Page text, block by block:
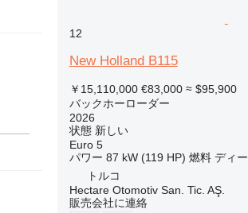
12
New Holland B115
￥15,110,000 €83,000 ≈ $95,900
バックホーローダー
2026
状態新しい
Euro 5
パワー 87 kW (119 HP) 燃料 ディ
トルコ
Hectare Otomotiv San. Tic. AŞ.
販売会社に連絡